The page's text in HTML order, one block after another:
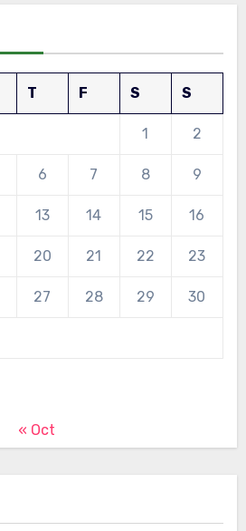
T F S S
1 2
6 7 8 9
13 14 15 16
20 21 22 23
27 28 29 30
« Oct